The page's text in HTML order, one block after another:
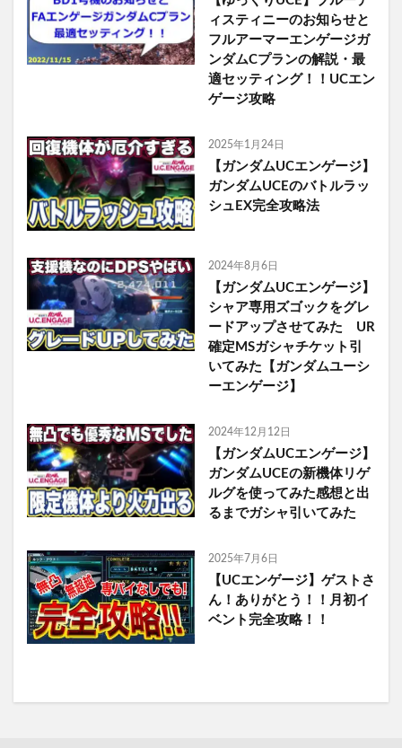
ィスティニーのお知らせと
フルアーマーエンゲージガ
ンダムCプランの解説・最
適セッティング！！UCエン
ゲージ攻略
2025年1月24日
【ガンダムUCエンゲージ】
ガンダムUCEのバトルラッ
シュEX完全攻略法
2024年8月6日
【ガンダムUCエンゲージ】
シャア専用ズゴックをグレ
ードアップさせてみた UR
確定MSガシャチケット引
いてみた【ガンダムユーシ
ーエンゲージ】
2024年12月12日
【ガンダムUCエンゲージ】
ガンダムUCEの新機体リゲ
ルグを使ってみた感想と出
るまでガシャ引いてみた
2025年7月6日
【UCエンゲージ】ゲストさ
ん！ありがとう！！月初イ
ベント完全攻略！！